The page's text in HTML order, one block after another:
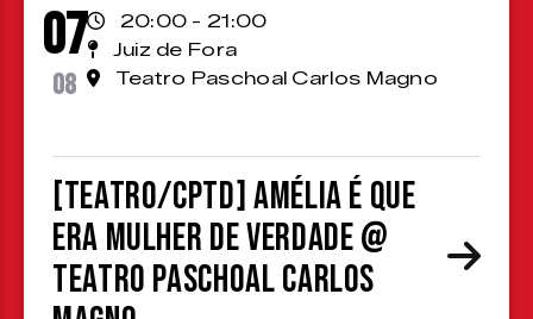
07
08
20:00 - 21:00
Juiz de Fora
Teatro Paschoal Carlos Magno
[TEATRO/CPTD] Amélia é que
era mulher de verdade @
Teatro Paschoal Carlos